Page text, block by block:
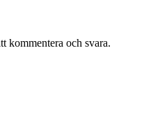
kommentera och svara.